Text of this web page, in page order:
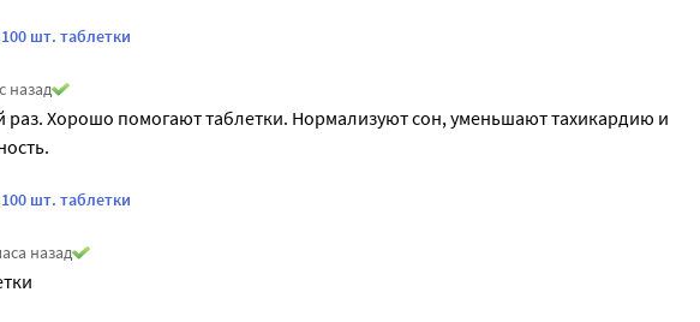
шт. таблетки
назад
раз. Хорошо помогают таблетки. Нормализуют сон, уменьшают тахикардию и
шт. таблетки
назад